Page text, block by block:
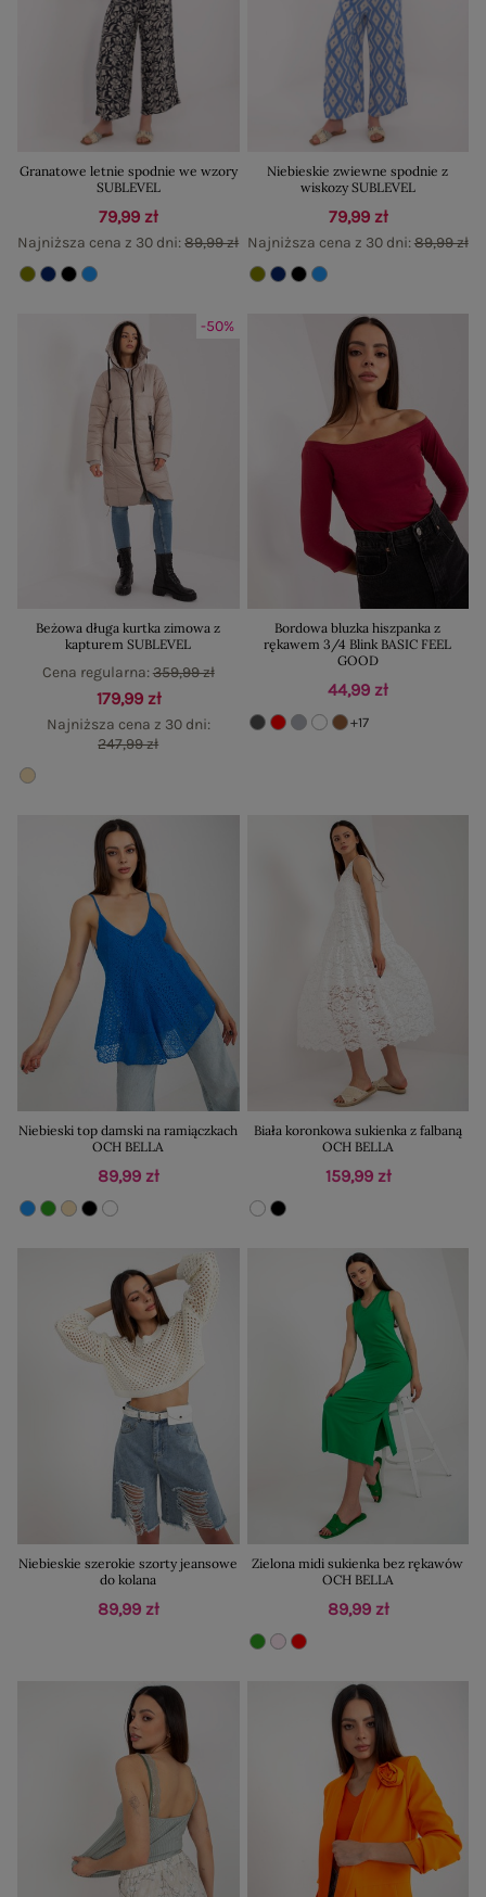
Granatowe letnie spodnie we wzory
SUBLEVEL
79,99 zł
Najniższa cena z 30 dni:89,99 zł
Niebieskie zwiewne spodnie z
wiskozy SUBLEVEL
79,99 zł
Najniższa cena z 30 dni:89,99 zł
-50%
Beżowa długa kurtka zimowa z
kapturem SUBLEVEL
179,99 zł
Najniższa cena z 30 dni:
247,99 zł
Cena regularna:359,99 zł
Bordowa bluzka hiszpanka z
rękawem 3/4 Blink BASIC FEEL
GOOD
44,99 zł
+17
Niebieski top damski na ramiączkach
OCH BELLA
89,99 zł
Biała koronkowa sukienka z falbaną
OCH BELLA
159,99 zł
Niebieskie szerokie szorty jeansowe
do kolana
89,99 zł
Zielona midi sukienka bez rękawów
OCH BELLA
89,99 zł